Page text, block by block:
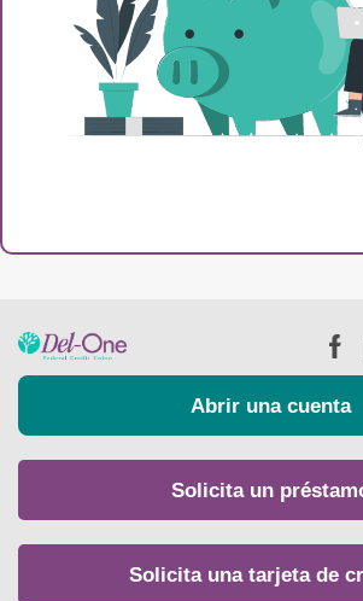
Abrir una cuenta
Solicita un
Solicita una tarjeta de